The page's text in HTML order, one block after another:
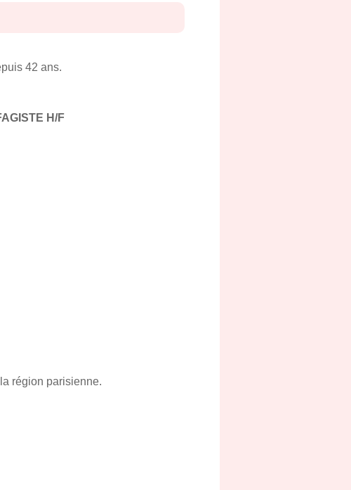
42 ans.
H/F
région parisienne.